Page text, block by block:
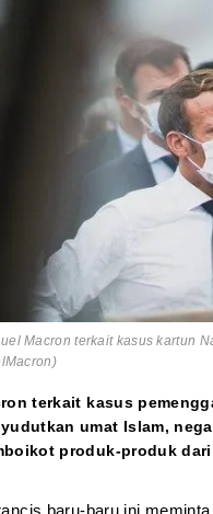
Macron terkait kasus kartun
terkait kasus
umat Islam,
produk-produk